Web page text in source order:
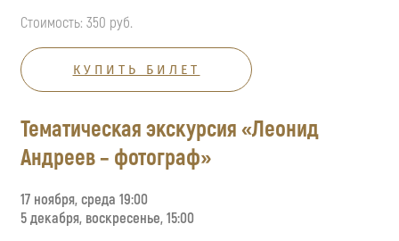
Стоимость: 350 руб.
КУПИТЬ БИЛЕТ
Тематическая экскурсия «Леонид
Андреев – фотограф»
17 ноября, среда 19:00
5декабря, воскресенье, 15:00